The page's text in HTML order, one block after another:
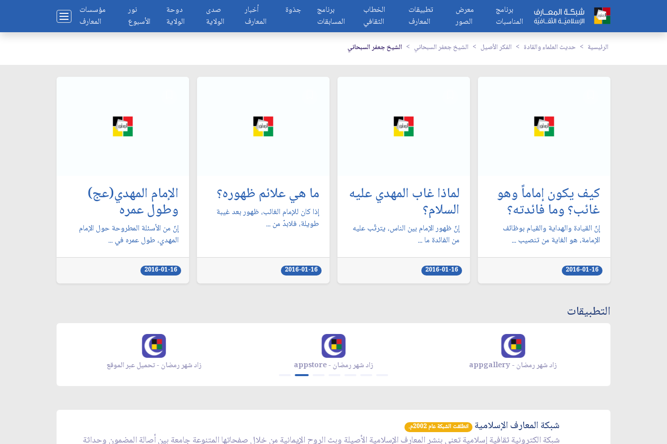
مؤسسات
المعارف
نور
الأسبوع
دوحة
الولاية
صدى
الولاية
أخبار
المعارف
جذوة
برنامج
المسابقات
الخطاب
الثقافي
تطبيقات
المعارف
معرض
الصور
برنامج
المناسبات
الرئيسية حديث العلماء والقادة الفكر الأصيل الشيخ جعفر السبحاني الشيخ جعفر السبحاني
كيف يكون إماماً وهو
غائب؟ وما فائدته؟
إنّ القيادة والهداية والقيام بوظائف
الإمامة، هو الغاية من تنصيب ...
2016-01-16
لماذا غاب المهدي عليه
السلام؟
إنّ ظهور الإمام بين الناس، يترتّب عليه
من الفائدة ما ...
2016-01-16
ما هي علائم ظهوره؟
إذا كان للإمام الغائب، ظهور بعد غيبة
طويلة، فلابدّ من ...
2016-01-16
الإمام المهدي(عج)
وطول عمره
إنّ من الأسئلة المطروحة حول الإمام
المهدي، طول عمره في ...
2016-01-16
التطبيقات
زاد شهر رمضان - تحميل عبر الموقع زاد شهر رمضان - appstore زاد شهر رمضان - appgallery
شبكة المعارف الإسلامية انطلقت الشبكة عام 2002م.
شبكة الكترونية ثقافية إسلامية تعنى بنشر المعارف الإسلامية الأصيلة وبث الروح الإيمانية من خلال صفحاتها المتنوعة جامعة بين أصالة المضمون وحداثة